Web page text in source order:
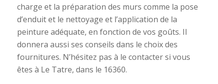
charge et la préparation des murs comme la pose
d’enduit et le nettoyage et l’application de la
peinture adéquate, en fonction de vos goûts. Il
donnera aussi ses conseils dans le choix des
fournitures. N’hésitez pas à le contacter si vous
êtes à Le Tatre, dans le 16360.